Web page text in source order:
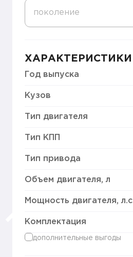
поколение
ХАРАКТЕРИСТИКИ
Год выпуска
Кузов
Тип двигателя
Тип КПП
Тип привода
Объем двигателя, л
Мощность двигателя, л.с
Комплектация
дополнительные выгоды